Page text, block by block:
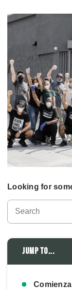
Looking for
Jump to...